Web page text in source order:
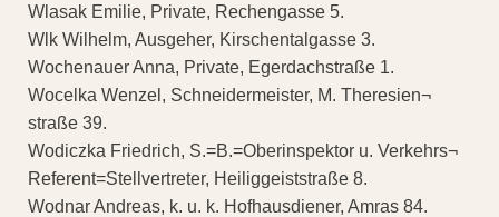
Wlasak Emilie, Private, Rechengasse 5.
Wlk Wilhelm, Ausgeher, Kirschentalgasse 3.
Wochenauer Anna, Private, Egerdachstraße 1.
Wocelka Wenzel, Schneidermeister, M. Theresien¬
straße 39.
Wodiczka Friedrich, S.=B.=Oberinspektor u. Verkehrs¬
Referent=Stellvertreter, Heiliggeiststraße 8.
Wodnar Andreas, k. u. k. Hofhausdiener, Amras 84.